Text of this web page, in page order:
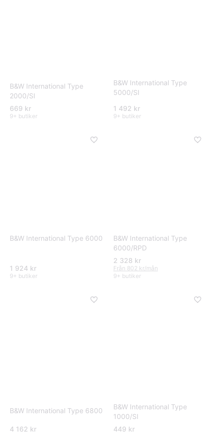
B&W International Type
2000/SI
669 kr
9+ butiker
B&W International Type
5000/SI
1 492 kr
9+ butiker
B&W International Type 6000
1 924 kr
9+ butiker
B&W International Type
6000/RPD
2 328 kr
Från 802 kr/mån
9+ butiker
B&W International Type 6800
4 162 kr
B&W International Type
1000/SI
449 kr